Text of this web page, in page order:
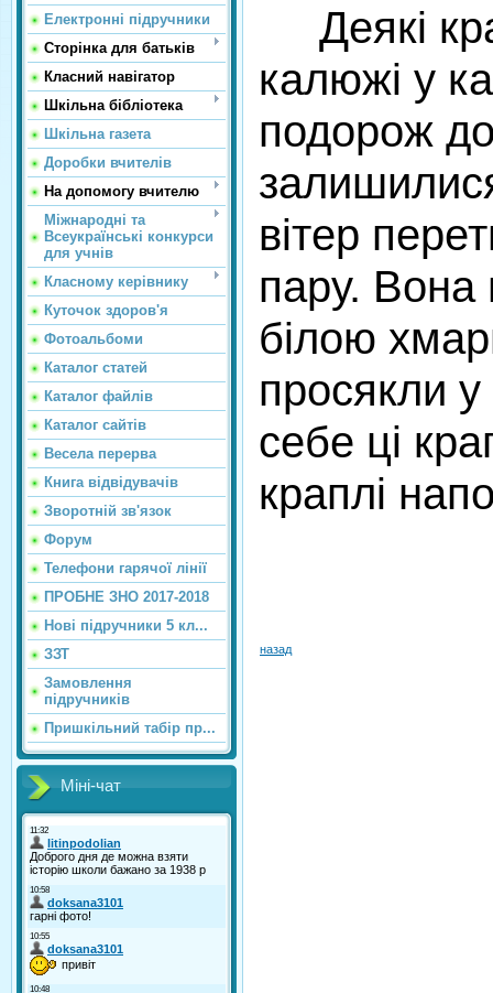
Електронні підручники
Сторінка для батьків
Класний навігатор
Шкільна бібліотека
Шкільна газета
Доробки вчителів
На допомогу вчителю
Міжнародні та
Всеукраїнські конкурси
для учнів
Класному керівнику
Куточок здоров'я
Фотоальбоми
Каталог статей
Каталог файлів
Каталог сайтiв
Весела перерва
Книга відвідувачів
Зворотній зв'язок
Форум
Телефони гарячої лінії
ПРОБНЕ ЗНО 2017-2018
Нові підручники 5 кл...
ЗЗТ
Замовлення
підручників
Пришкільний табір пр...
Міні-чат
Деякі
калюжі у
подорож до
вітер
пару. Вона
білою
просякли у
себе ці
краплі
назад